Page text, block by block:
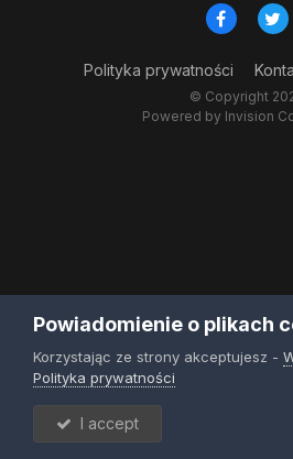
Polityka prywatności
© Copyright
Powered by Invision
Powiadomienie o plikach
Korzystając ze strony akceptujesz -
Polityka prywatności
I accept